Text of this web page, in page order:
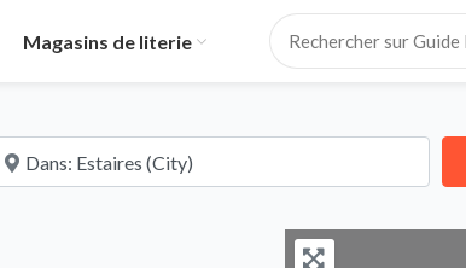
Magasins de literie
À proximité de